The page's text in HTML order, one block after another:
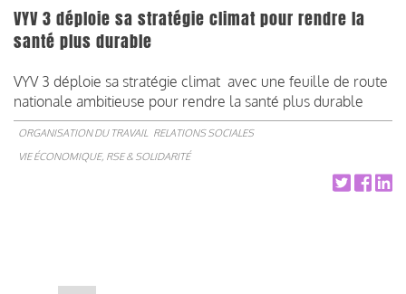
VYV 3 déploie sa stratégie climat pour rendre la
santé plus durable
VYV 3 déploie sa stratégie climat avec une feuille de route
nationale ambitieuse pour rendre la santé plus durable
ORGANISATION DU TRAVAIL RELATIONS SOCIALES
VIE ÉCONOMIQUE, RSE & SOLIDARITÉ